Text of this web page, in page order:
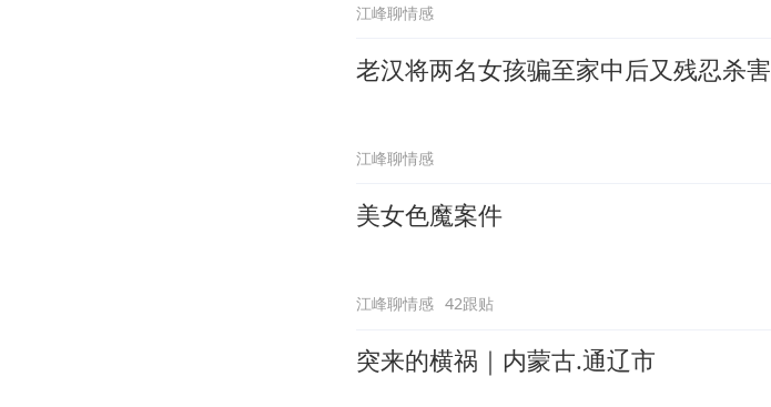
江峰聊情感
老汉将两名女孩骗至家中后又残忍杀害
江峰聊情感
美女色魔案件
江峰聊情感 42跟贴
突来的横祸｜内蒙古.通辽市